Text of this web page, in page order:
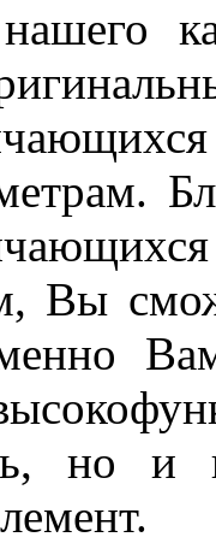
Вы
но и